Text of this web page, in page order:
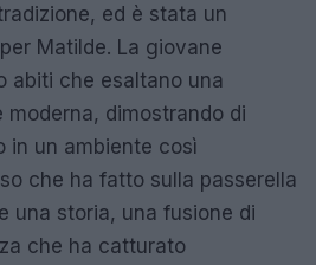
ed è stata un
Matilde. La giovane
abiti che esaltano una
dimostrando di
in un ambiente così
che ha fatto sulla passerella
una storia, una fusione di
che ha catturato